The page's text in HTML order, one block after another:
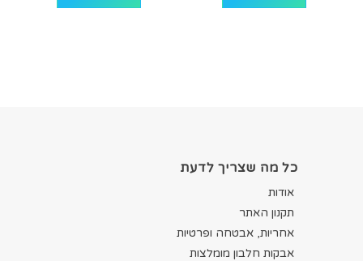
כל מה שצריך לדעת
אודות
תקנון האתר
אחריות, אבטחה ופרטיות
אבקות חלבון מומלצות